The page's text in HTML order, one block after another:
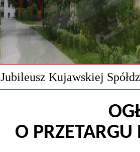
Jubileusz Kujawskiej
O